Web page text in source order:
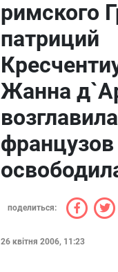
римского
патриций
Жанна
возглавила
французов
поделиться:
26 квітня 2006, 11:23